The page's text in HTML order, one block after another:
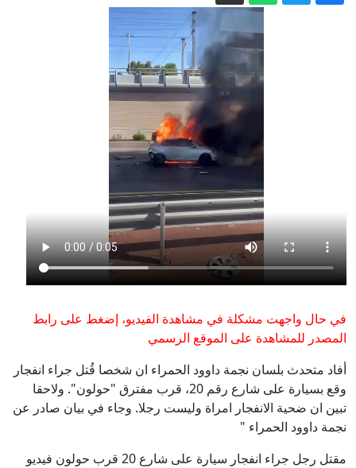
طرق في نوف هجليل
ما هي قدرات ألمانيا للتصدي لخطر
المسيّرات؟
نتنياهو يعلن عن موقفه من خطة ترامب
الأخيرة لنزع سلاح حماس
خطيرة في حادث بين دراجة نارية ومركبة
المشتركة بين قرار لجنة الوفاق وخلافات
المقاعد.. الجبهة تدفع نحو الوحدة والعربية
للتغيير تسحب تفويضها
لجنة الوفاق تنفي وجود استقالات: النشر
مغرض، ويهدف الطعن بشرعيتها
في حال واجهت مشكلة في مشاهدة الفيديو، إضغط على رابط
المصدر للمشاهدة على الموقع الرسمي
أفاد متحدث بلسان نجمة داوود الحمراء ان شخصا قُتل جراء انفجار
وقع بسيارة على شارع رقم 20، قرب مفترق "حولون". ولاحقا
تبين ان ضحية الانفجار امراة وليست رجلا. وجاء في بيان صادر عن
نجمة داوود الحمراء "
مقتل رجل جراء انفجار سيارة على شارع 20 قرب حولون فيديو